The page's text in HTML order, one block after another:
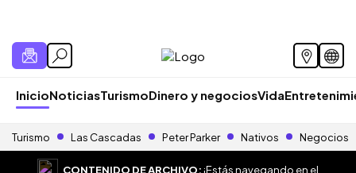
InicioNoticiasTurismoDinero y negociosVida
Turismo Las Cascadas Peter Parker Nativos Negocios
CONTENIDO DE ARCHIVO:¡Estás navegando en el